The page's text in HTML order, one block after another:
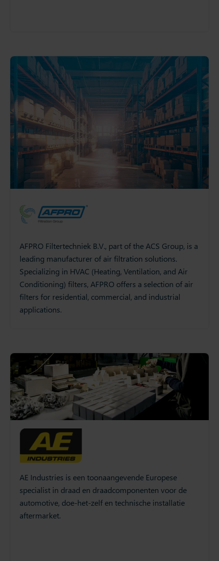
AFPRO Filtertechniek B.V., part of the ACS Group, is a
leading manufacturer of air filtration solutions.
Specializing in HVAC (Heating, Ventilation, and Air
Conditioning) filters, AFPRO offers a selection of air
filters for residential, commercial, and industrial
applications.
AE Industries is een toonaangevende Europese
specialist in draad en draadcomponenten voor de
automotive, doe-het-zelf en technische installatie
aftermarket.